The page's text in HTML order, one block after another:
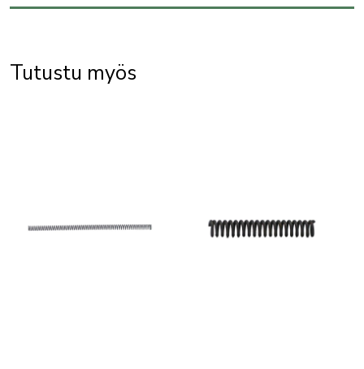
Tutustu myös